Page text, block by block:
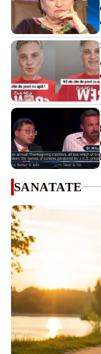
SANATATE